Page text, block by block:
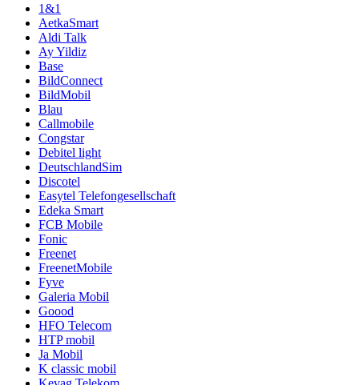
1&1
AetkaSmart
Aldi Talk
Ay Yildiz
Base
BildConnect
BildMobil
Blau
Callmobile
Congstar
Debitel light
DeutschlandSim
Discotel
Easytel Telefongesellschaft
Edeka Smart
FCB Mobile
Fonic
Freenet
FreenetMobile
Fyve
Galeria Mobil
Goood
HFO Telecom
HTP mobil
Ja Mobil
K classic mobil